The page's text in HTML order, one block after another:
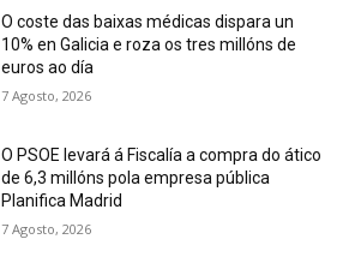
O coste das baixas médicas dispara un
10% en Galicia e roza os tres millóns de
euros ao día
7 Agosto, 2026
O PSOE levará á Fiscalía a compra do ático
de 6,3 millóns pola empresa pública
Planifica Madrid
7 Agosto, 2026